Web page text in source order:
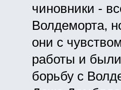
чиновники -
Волдеморта,
они с
работы и
борьбу с